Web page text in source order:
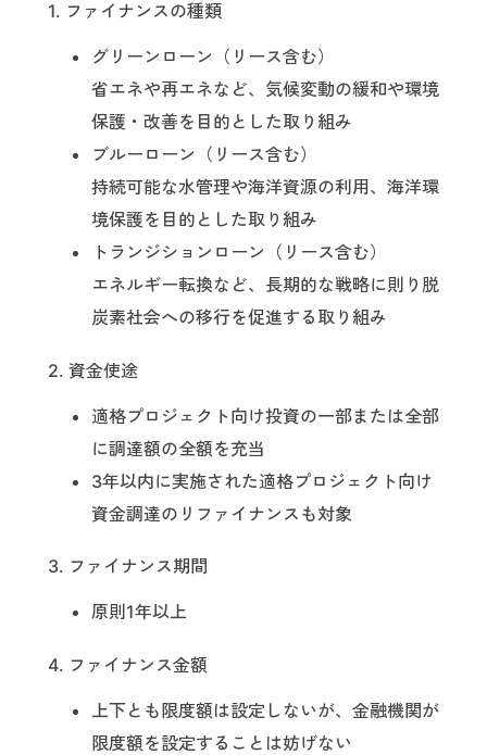
1. ファイナンスの種類
グリーンローン（リース含む）
省エネや再エネなど、気候変動の緩和や環境
保護・改善を目的とした取り組み
ブルーローン（リース含む）
持続可能な水管理や海洋資源の利用、海洋環
境保護を目的とした取り組み
トランジションローン（リース含む）
エネルギー転換など、長期的な戦略に則り脱
炭素社会への移行を促進する取り組み
2. 資金使途
適格プロジェクト向け投資の一部または全部
に調達額の全額を充当
3年以内に実施された適格プロジェクト向け
資金調達のリファイナンスも対象
3. ファイナンス期間
原則1年以上
4. ファイナンス金額
上下とも限度額は設定しないが、金融機関が
限度額を設定することは妨げない